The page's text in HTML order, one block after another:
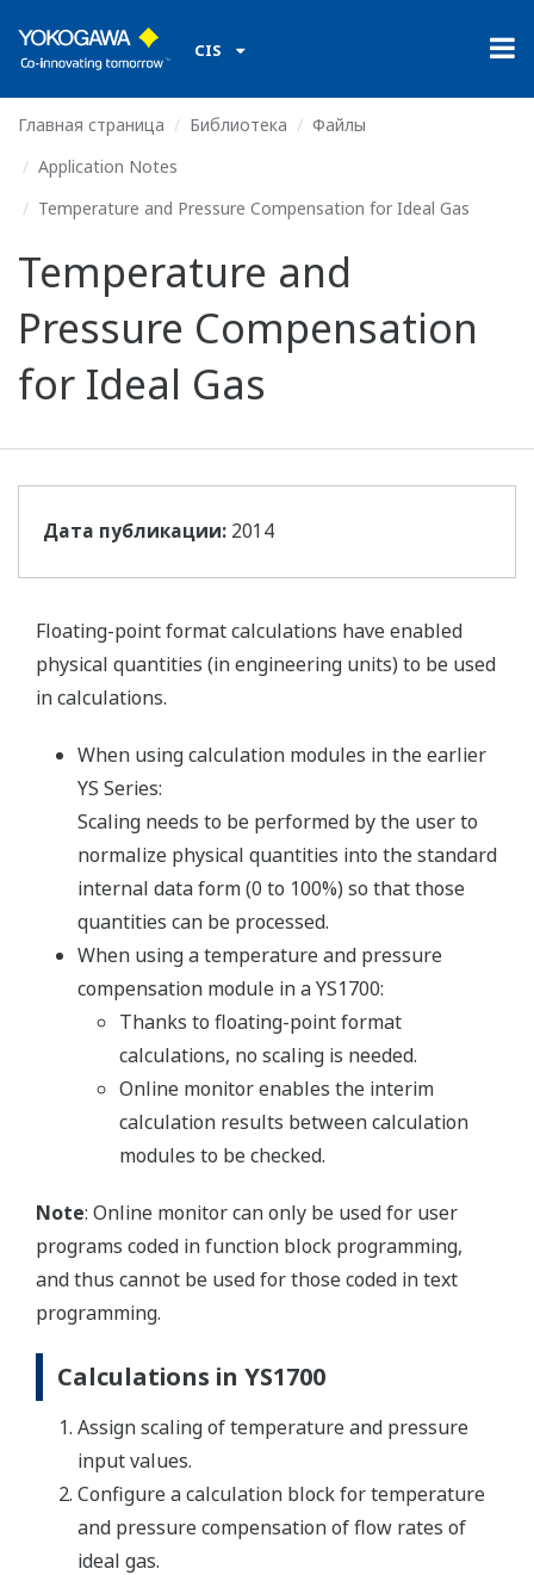
CIS
Главная страница Библиотека
Файлы
Application Notes
Temperature and Pressure Compensation for Ideal Gas
Temperature and
Pressure Compensation
for Ideal Gas
Дата публикации: 2014
Floating-point format calculations have enabled
physical quantities (in engineering units) to be used
in calculations.
When using calculation modules in the earlier
YS Series:
Scaling needs to be performed by the user to
normalize physical quantities into the standard
internal data form (0 to 100%) so that those
quantities can be processed.
When using a temperature and pressure
compensation module in a YS1700:
Thanks to floating-point format
calculations, no scaling is needed.
Online monitor enables the interim
calculation results between calculation
modules to be checked.
Note: Online monitor can only be used for user
programs coded in function block programming,
and thus cannot be used for those coded in text
programming.
Calculations in YS1700
Assign scaling of temperature and pressure
input values.
Configure a calculation block for temperature
and pressure compensation of flow rates of
ideal gas.